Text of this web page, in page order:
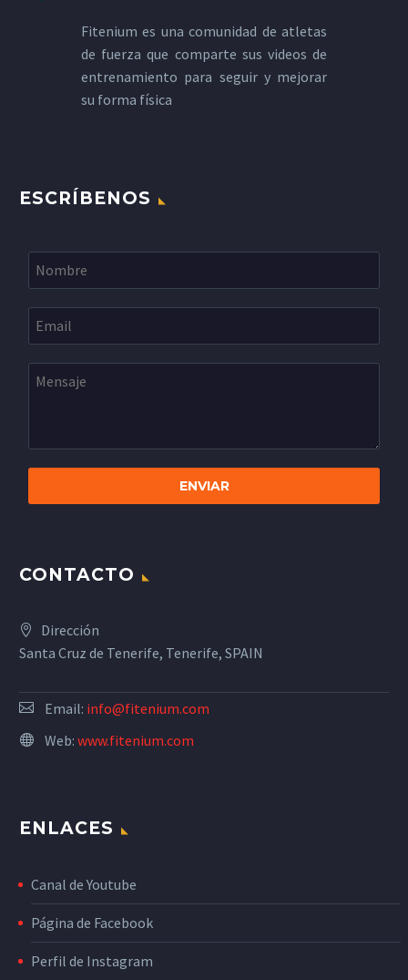
Fitenium es una comunidad de atletas
de fuerza que comparte sus videos de
entrenamiento para seguir y mejorar
su forma física
ESCRÍBENOS
CONTACTO
Dirección
Santa Cruz de Tenerife, Tenerife, SPAIN
Email: info@fitenium.com
Web: www.fitenium.com
ENLACES
Canal de Youtube
Página de Facebook
Perfil de Instagram